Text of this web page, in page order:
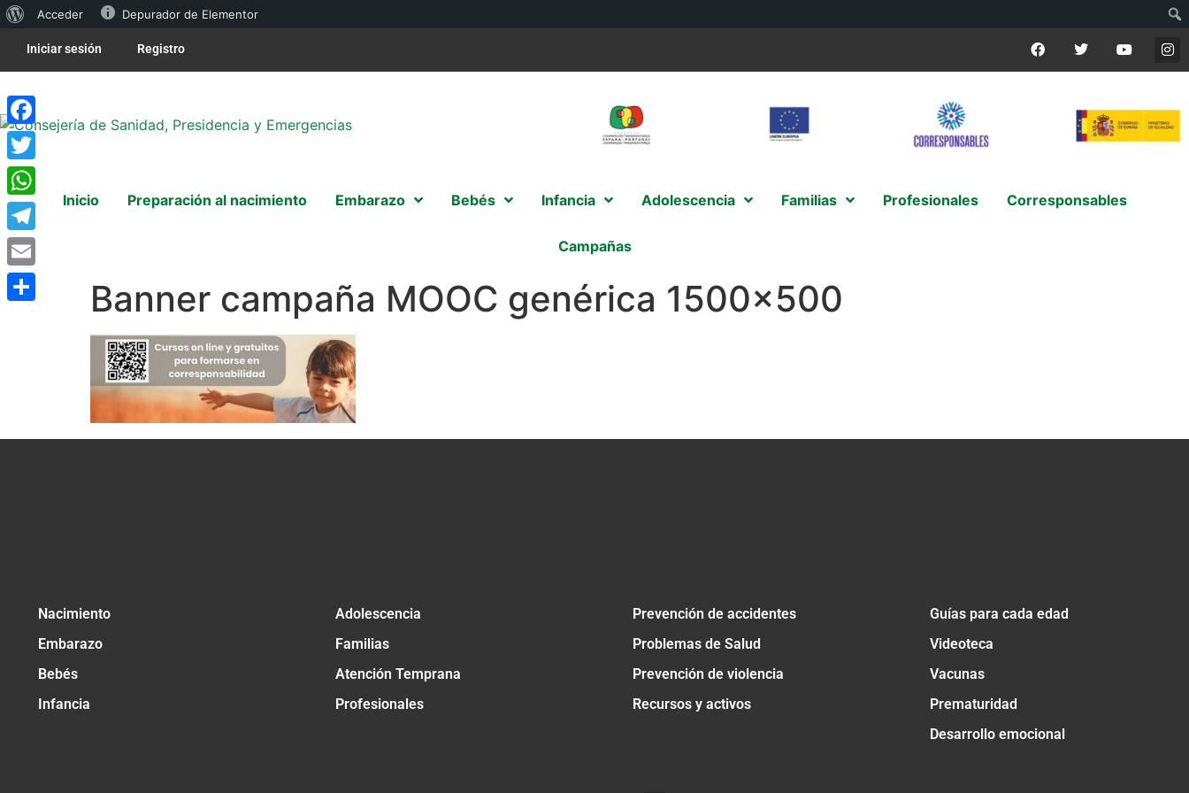
Acceder Depurador de Elementor
Iniciar sesión Registro
Inicio Preparación al nacimiento Embarazo Bebés Infancia Adolescencia Familias Profesionales Corresponsables
Campañas
Banner campaña MOOC genérica 1500×500
Nacimiento
Embarazo
Bebés
Infancia
Adolescencia
Familias
Atención Temprana
Profesionales
Prevención de accidentes
Problemas de Salud
Prevención de violencia
Recursos y activos
Guías para cada edad
Videoteca
Vacunas
Prematuridad
Desarrollo emocional
Facebook
Twitter
WhatsApp
Telegram
Email